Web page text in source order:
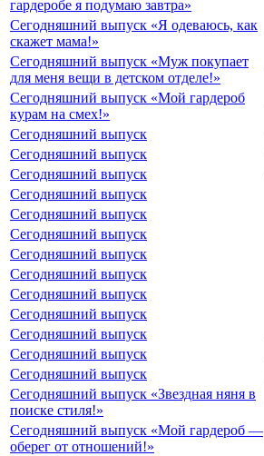
гардеробе я подумаю завтра»
Сегодняшний выпуск «Я одеваюсь, как
скажет мама!»
Сегодняшний выпуск «Муж покупает
для меня вещи в детском отделе!»
Сегодняшний выпуск «Мой гардероб
курам на смех!»
Сегодняшний выпуск
Сегодняшний выпуск
Сегодняшний выпуск
Сегодняшний выпуск
Сегодняшний выпуск
Сегодняшний выпуск
Сегодняшний выпуск
Сегодняшний выпуск
Сегодняшний выпуск
Сегодняшний выпуск
Сегодняшний выпуск
Сегодняшний выпуск
Сегодняшний выпуск
Сегодняшний выпуск «Звездная няня в
поиске стиля!»
Сегодняшний выпуск «Мой гардероб —
оберег от отношений!»